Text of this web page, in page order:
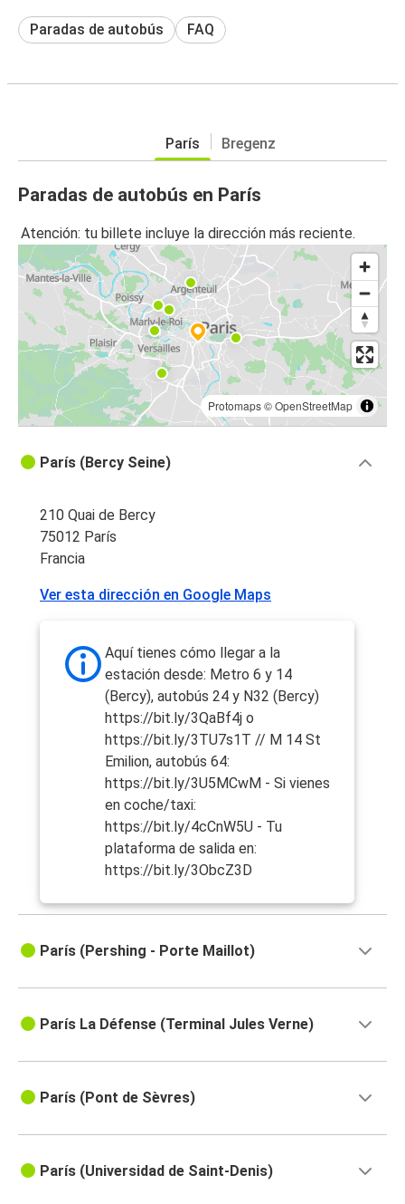
Paradas de autobús FAQ
París Bregenz
Paradas de autobús en París
Atención: tu billete incluye la dirección más reciente.
Protomaps©OpenStreetMap
París (Bercy Seine)
210 Quai de Bercy
75012 París
Francia
Ver esta dirección en Google Maps
Aquí tienes cómo llegar a la
estación desde: Metro 6 y 14
(Bercy), autobús 24 y N32 (Bercy)
https://bit.ly/3QaBf4j o
https://bit.ly/3TU7s1T // M 14 St
Emilion, autobús 64:
https://bit.ly/3U5MCwM - Si vienes
en coche/taxi:
https://bit.ly/4cCnW5U - Tu
plataforma de salida en:
https://bit.ly/3ObcZ3D
París (Pershing - Porte Maillot)
París La Défense (Terminal Jules Verne)
París (Pont de Sèvres)
París (Universidad de Saint-Denis)